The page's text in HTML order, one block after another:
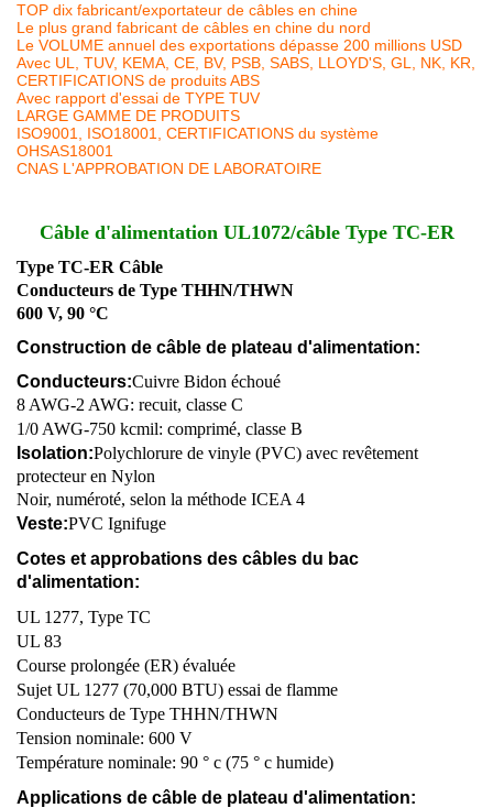
TOP dix fabricant/exportateur de câbles en chine
Le plus grand fabricant de câbles en chine du nord
Le VOLUME annuel des exportations dépasse 200 millions USD
Avec UL, TUV, KEMA, CE, BV, PSB, SABS, LLOYD'S, GL, NK, KR,
CERTIFICATIONS de produits ABS
Avec rapport d'essai de TYPE TUV
LARGE GAMME DE PRODUITS
ISO9001, ISO18001, CERTIFICATIONS du système
OHSAS18001
CNAS L'APPROBATION DE LABORATOIRE
Câble d'alimentation UL1072/câble Type TC-ER
Type TC-ER Câble
Conducteurs de Type THHN/THWN
600 V, 90 °C
Construction de câble de plateau d'alimentation:
Conducteurs:Cuivre Bidon échoué
8 AWG-2 AWG: recuit, classe C
1/0 AWG-750 kcmil: comprimé, classe B
Isolation:Polychlorure de vinyle (PVC) avec revêtement
protecteur en Nylon
Noir, numéroté, selon la méthode ICEA 4
Veste:PVC Ignifuge
Cotes et approbations des câbles du bac
d'alimentation:
UL 1277, Type TC
UL 83
Course prolongée (ER) évaluée
Sujet UL 1277 (70,000 BTU) essai de flamme
Conducteurs de Type THHN/THWN
Tension nominale: 600 V
Température nominale: 90 ° c (75 ° c humide)
Applications de câble de plateau d'alimentation: